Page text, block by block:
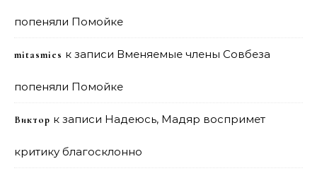
попеняли Помойке
mitasmies к записи Вменяемые члены Совбеза
попеняли Помойке
Виктор к записи Надеюсь, Мадяр воспримет
критику благосклонно